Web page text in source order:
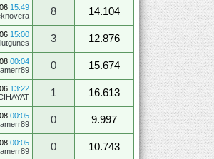
15:49
8
14.104
15:00
3
12.876
00:04
0
15.674
13:22
1
16.613
00:05
0
9.997
00:05
0
10.743